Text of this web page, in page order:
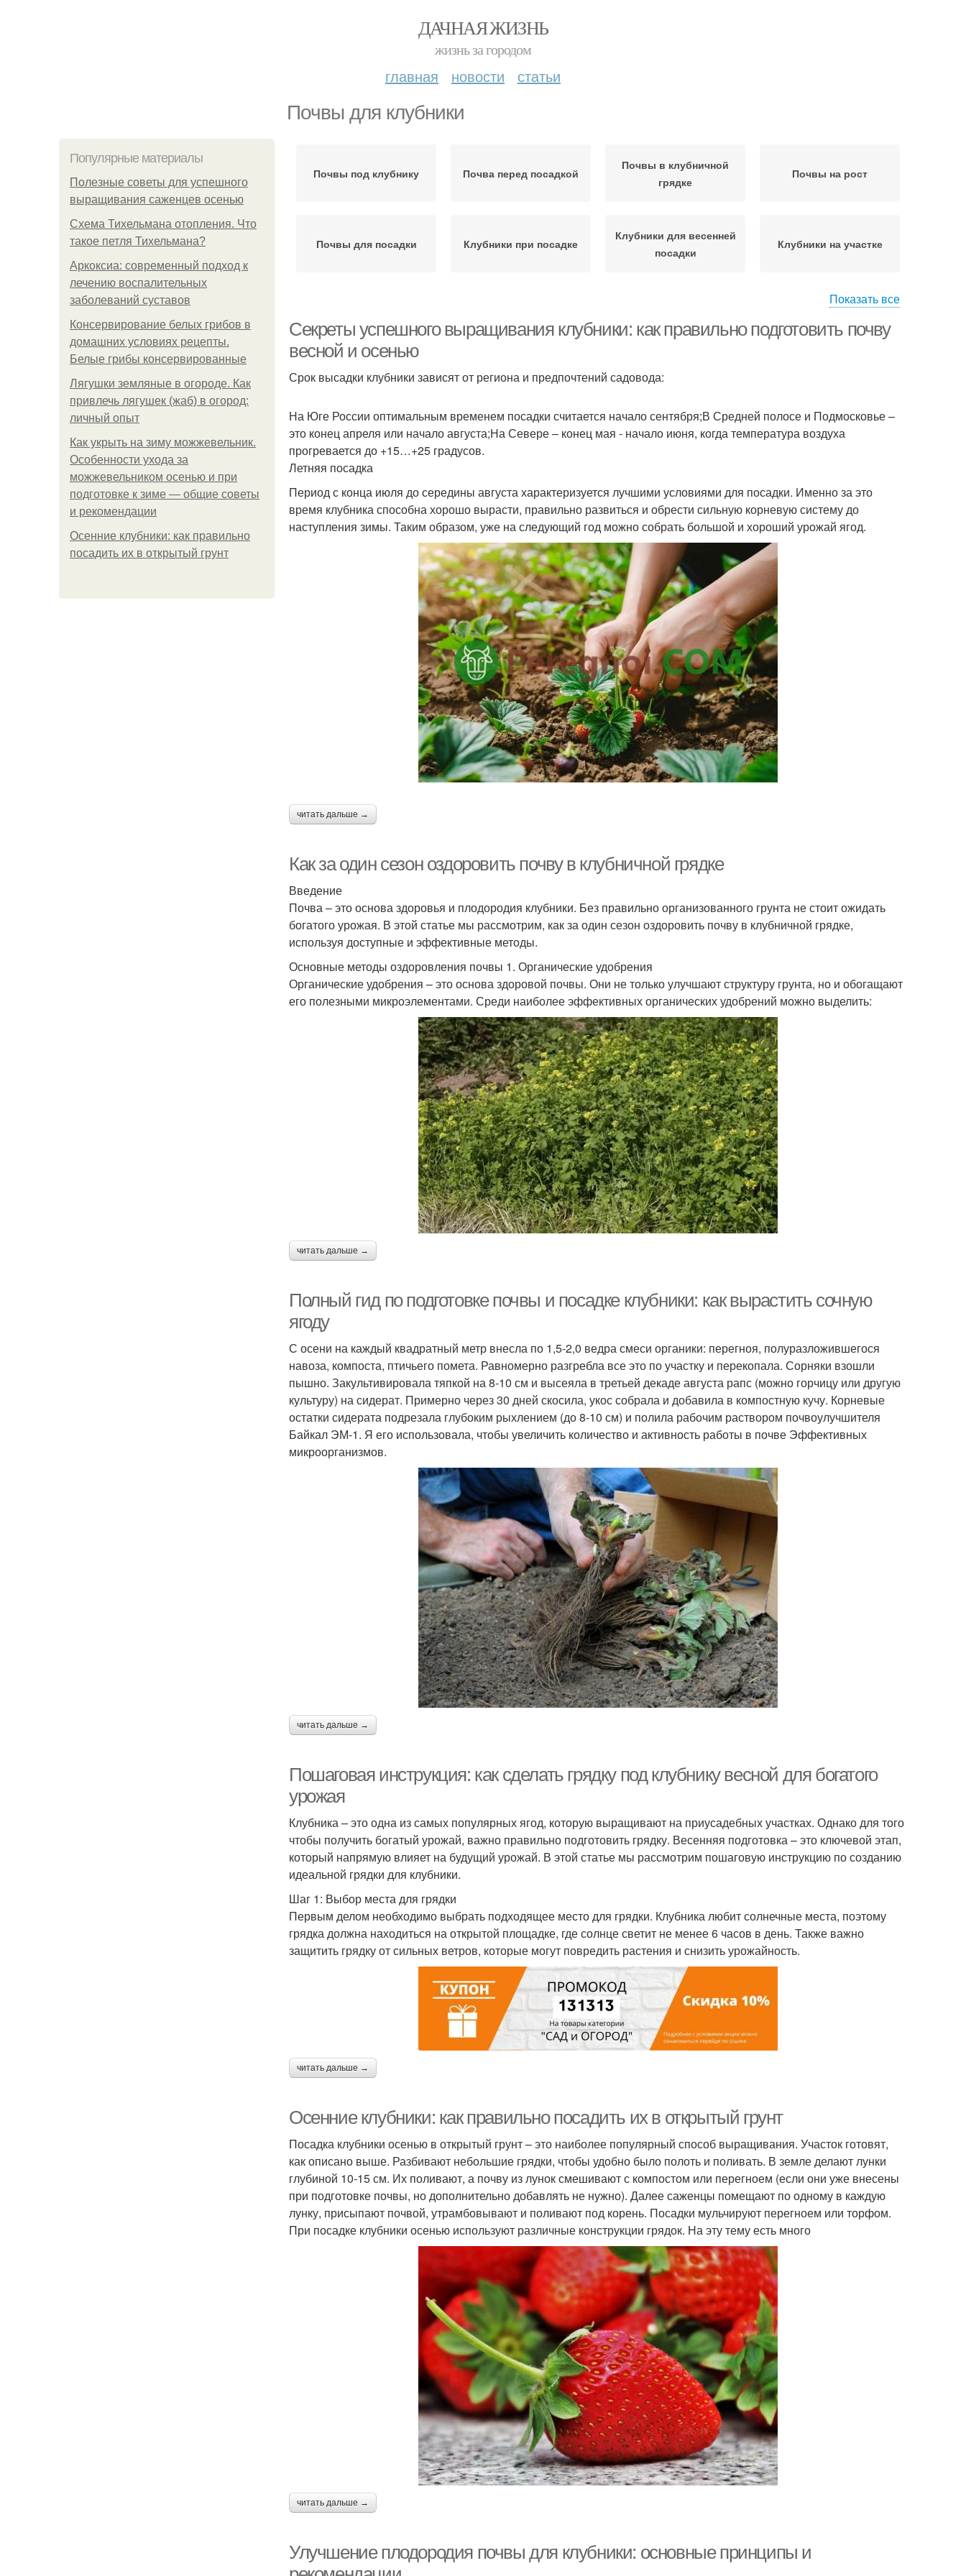
ДАЧНАЯ ЖИЗНЬ
жизнь за городом
главная новости статьи
Почвы для клубники
Популярные материалы
Полезные советы для успешного
выращивания саженцев осенью
Схема Тихельмана отопления. Что
такое петля Тихельмана?
Аркоксиа: современный подход к
лечению воспалительных
заболеваний суставов
Консервирование белых грибов в
домашних условиях рецепты.
Белые грибы консервированные
Лягушки земляные в огороде. Как
привлечь лягушек (жаб) в огород:
личный опыт
Как укрыть на зиму можжевельник.
Особенности ухода за
можжевельником осенью и при
подготовке к зиме — общие советы
и рекомендации
Осенние клубники: как правильно
посадить их в открытый грунт
Почвы под клубнику Почва перед посадкой
Почвы в клубничной
грядке
Почвы на рост
Почвы для посадки Клубники при посадке
Клубники для весенней
посадки
Клубники на участке
Клубника в опасности
Освещение для
Клубника для роста
Удобрения для
клубники
Спирт для клубники
Новая клубника Клубника в августе Клубники для посадки Клубники в августе
Люмен для клубники Ремонтантная клубника
Почвы перед посадкой
Клубники в открытом
грунте
Почва для клубники Грунт для клубники
Показать все
Секреты успешного выращивания клубники: как правильно подготовить почву
весной и осенью
Срок высадки клубники зависят от региона и предпочтений садовода:
На Юге России оптимальным временем посадки считается начало сентября;В Средней полосе и Подмосковье –
это конец апреля или начало августа;На Севере – конец мая - начало июня, когда температура воздуха
прогревается до +15…+25 градусов.
Летняя посадка
Период с конца июля до середины августа характеризуется лучшими условиями для посадки. Именно за это
время клубника способна хорошо вырасти, правильно развиться и обрести сильную корневую систему до
наступления зимы. Таким образом, уже на следующий год можно собрать большой и хороший урожай ягод.
читать дальше →
Как за один сезон оздоровить почву в клубничной грядке
Введение
Почва – это основа здоровья и плодородия клубники. Без правильно организованного грунта не стоит ожидать
богатого урожая. В этой статье мы рассмотрим, как за один сезон оздоровить почву в клубничной грядке,
используя доступные и эффективные методы.
Основные методы оздоровления почвы 1. Органические удобрения
Органические удобрения – это основа здоровой почвы. Они не только улучшают структуру грунта, но и обогащают
его полезными микроэлементами. Среди наиболее эффективных органических удобрений можно выделить:
читать дальше →
Полный гид по подготовке почвы и посадке клубники: как вырастить сочную
ягоду
С осени на каждый квадратный метр внесла по 1,5-2,0 ведра смеси органики: перегноя, полуразложившегося
навоза, компоста, птичьего помета. Равномерно разгребла все это по участку и перекопала. Сорняки взошли
пышно. Закультивировала тяпкой на 8-10 см и высеяла в третьей декаде августа рапс (можно горчицу или другую
культуру) на сидерат. Примерно через 30 дней скосила, укос собрала и добавила в компостную кучу. Корневые
остатки сидерата подрезала глубоким рыхлением (до 8-10 см) и полила рабочим раствором почвоулучшителя
Байкал ЭМ-1. Я его использовала, чтобы увеличить количество и активность работы в почве Эффективных
микроорганизмов.
читать дальше →
Пошаговая инструкция: как сделать грядку под клубнику весной для богатого
урожая
Клубника – это одна из самых популярных ягод, которую выращивают на приусадебных участках. Однако для того
чтобы получить богатый урожай, важно правильно подготовить грядку. Весенняя подготовка – это ключевой этап,
который напрямую влияет на будущий урожай. В этой статье мы рассмотрим пошаговую инструкцию по созданию
идеальной грядки для клубники.
Шаг 1: Выбор места для грядки
Первым делом необходимо выбрать подходящее место для грядки. Клубника любит солнечные места, поэтому
грядка должна находиться на открытой площадке, где солнце светит не менее 6 часов в день. Также важно
защитить грядку от сильных ветров, которые могут повредить растения и снизить урожайность.
читать дальше →
Осенние клубники: как правильно посадить их в открытый грунт
Посадка клубники осенью в открытый грунт – это наиболее популярный способ выращивания. Участок готовят,
как описано выше. Разбивают небольшие грядки, чтобы удобно было полоть и поливать. В земле делают лунки
глубиной 10-15 см. Их поливают, а почву из лунок смешивают с компостом или перегноем (если они уже внесены
при подготовке почвы, но дополнительно добавлять не нужно). Далее саженцы помещают по одному в каждую
лунку, присыпают почвой, утрамбовывают и поливают под корень. Посадки мульчируют перегноем или торфом.
При посадке клубники осенью используют различные конструкции грядок. На эту тему есть много
читать дальше →
Улучшение плодородия почвы для клубники: основные принципы и